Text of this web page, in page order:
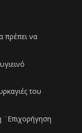
πρέπει να
του